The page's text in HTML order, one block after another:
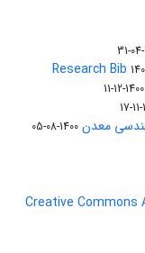
1400-12-11
معدن 1400-08-05
Creative Commons